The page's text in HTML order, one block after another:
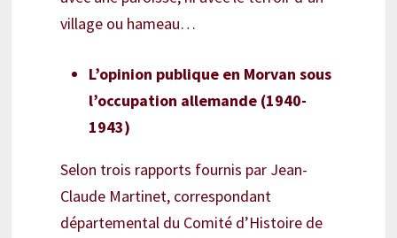
village ou hameau…
L’opinion publique en Morvan sous
l’occupation allemande (1940-
1943)
Selon trois rapports fournis par Jean-
Claude Martinet, correspondant
départemental du Comité d’Histoire de